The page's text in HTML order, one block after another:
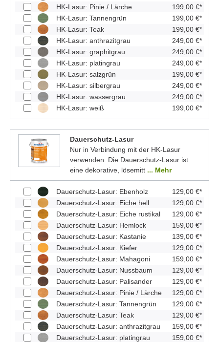
HK-Lasur: Pinie / Lärche
199,00 €*
HK-Lasur: Tannengrün
199,00 €*
HK-Lasur: Teak
199,00 €*
HK-Lasur: anthrazitgrau
249,00 €*
HK-Lasur: graphitgrau
249,00 €*
HK-Lasur: platingrau
249,00 €*
HK-Lasur: salzgrün
199,00 €*
HK-Lasur: silbergrau
249,00 €*
HK-Lasur: wassergrau
249,00 €*
HK-Lasur: weiß
199,00 €*
Dauerschutz-Lasur
Nur in Verbindung mit der HK-Lasur
verwenden. Die Dauerschutz-Lasur ist
eine dekorative, lösemitt ... Mehr
Dauerschutz-Lasur: Ebenholz
129,00 €*
Dauerschutz-Lasur: Eiche hell
129,00 €*
Dauerschutz-Lasur: Eiche rustikal
129,00 €*
Dauerschutz-Lasur: Hemlock
159,00 €*
Dauerschutz-Lasur: Kastanie
139,00 €*
Dauerschutz-Lasur: Kiefer
129,00 €*
Dauerschutz-Lasur: Mahagoni
159,00 €*
Dauerschutz-Lasur: Nussbaum
129,00 €*
Dauerschutz-Lasur: Palisander
129,00 €*
Dauerschutz-Lasur: Pinie / Lärche
129,00 €*
Dauerschutz-Lasur: Tannengrün
129,00 €*
Dauerschutz-Lasur: Teak
129,00 €*
Dauerschutz-Lasur: anthrazitgrau
159,00 €*
Dauerschutz-Lasur: platingrau
159,00 €*